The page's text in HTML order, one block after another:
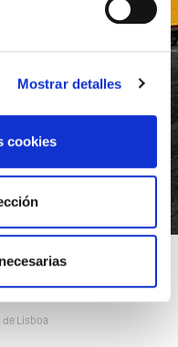
Mostrar detalles
cookies
Lisboa